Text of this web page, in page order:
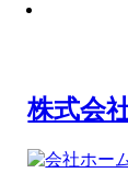
株式会